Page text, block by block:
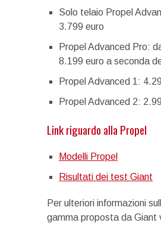
Solo telaio Propel
3.799 euro
Propel Advanced Pro:
8.199 euro a seconda
Propel Advanced 1:
Propel Advanced 2:
Link riguardo alla Propel
Modelli Propel
Risultati dei test Giant
Per ulteriori informazioni
gamma proposta da Giant